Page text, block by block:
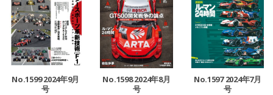
No.1599 2024年9月
号
No.1598 2024年8月
号
No.1597 2024年7月
号